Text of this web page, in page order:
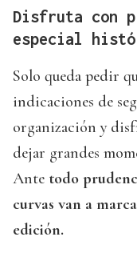
Disfruta con
especial
Solo queda pedir
indicaciones de
organización y
dejar grandes
Ante todo
curvas van a
edición.